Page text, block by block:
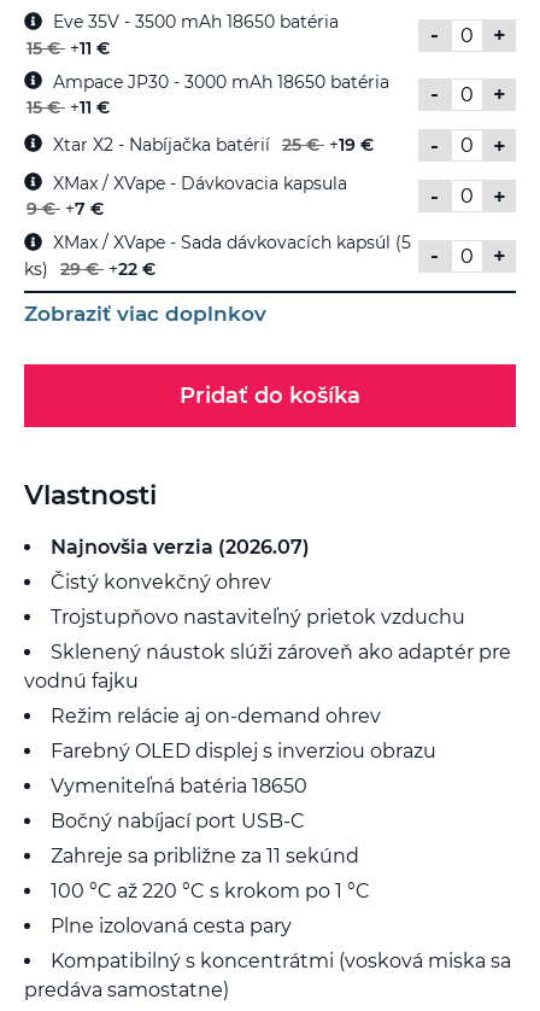
-
+
Eve 35V - 3500 mAh 18650 batéria
15 € +11 €
- +
Ampace JP30 - 3000 mAh 18650 batéria
15 € +11 €
- +
Xtar X2 - Nabíjačka batérií 25 € +19 €
- +
XMax / XVape - Dávkovacia kapsula
9 € +7 €
- +
XMax / XVape - Sada dávkovacích kapsúl (5
ks)
29 € +22 €
Zobraziť viac doplnkov
Pridať do košíka
Vlastnosti
Najnovšia verzia (2026.07)
Čistý konvekčný ohrev
Trojstupňovo nastaviteľný prietok vzduchu
Sklenený náustok slúži zároveň ako adaptér pre
vodnú fajku
Režim relácie aj on-demand ohrev
Farebný OLED displej s inverziou obrazu
Vymeniteľná batéria 18650
Bočný nabíjací port USB-C
Zahreje sa približne za 11 sekúnd
100 °C až 220 °C s krokom po 1 °C
Plne izolovaná cesta pary
Kompatibilný s koncentrátmi (vosková miska sa
predáva samostatne)